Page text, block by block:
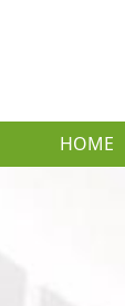
HOME